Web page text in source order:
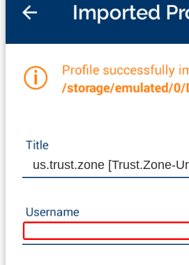
us.trust.zone [Trust.Zone-